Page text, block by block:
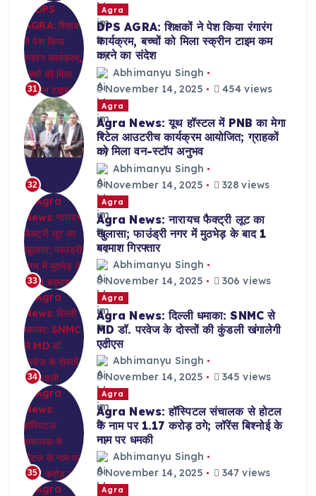
31
Agra
DPS AGRA: शिक्षकों ने पेश किया रंगारंग
कार्यक्रम, बच्चों को मिला स्क्रीन टाइम कम
करने का संदेश
Abhimanyu Singh
November 14, 2025
454 views
32
Agra
Agra News: यूथ हॉस्टल में PNB का मेगा
रिटेल आउटरीच कार्यक्रम आयोजित; ग्राहकों
को मिला वन-स्टॉप अनुभव
Abhimanyu Singh
November 14, 2025
328 views
33
Agra
Agra News: नारायच फैक्ट्री लूट का
खुलासा; फाउंड्री नगर में मुठभेड़ के बाद 1
बदमाश गिरफ्तार
Abhimanyu Singh
November 14, 2025
306 views
34
Agra
Agra News: दिल्ली धमाका: SNMC से
MD डॉ. परवेज के दोस्तों की कुंडली खंगालेगी
एटीएस
Abhimanyu Singh
November 14, 2025
345 views
35
Agra
Agra News: हॉस्पिटल संचालक से होटल
के नाम पर 1.17 करोड़ ठगे; लॉरेंस बिश्नोई के
नाम पर धमकी
Abhimanyu Singh
November 14, 2025
347 views
Agra